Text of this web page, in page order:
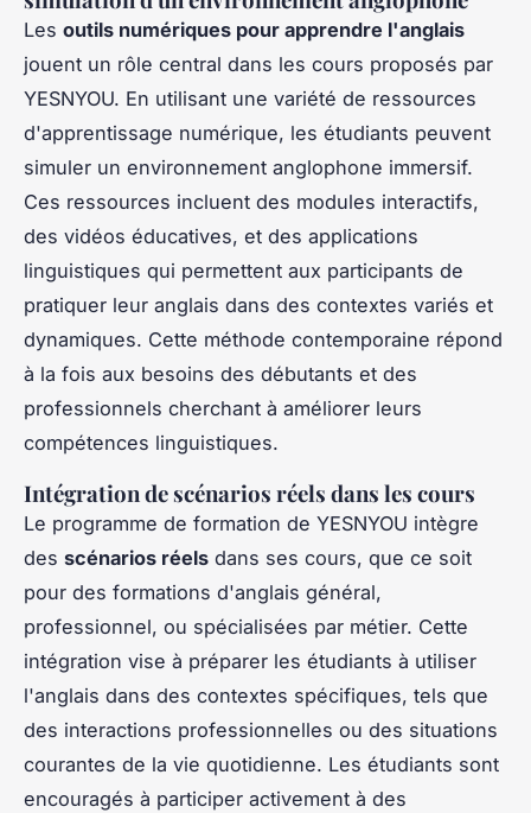
Les outils numériques pour apprendre l'anglais
jouent un rôle central dans les cours proposés par
YESNYOU. En utilisant une variété de ressources
d'apprentissage numérique, les étudiants peuvent
simuler un environnement anglophone immersif.
Ces ressources incluent des modules interactifs,
des vidéos éducatives, et des applications
linguistiques qui permettent aux participants de
pratiquer leur anglais dans des contextes variés et
dynamiques. Cette méthode contemporaine répond
à la fois aux besoins des débutants et des
professionnels cherchant à améliorer leurs
compétences linguistiques.
Intégration de scénarios réels dans les cours
Le programme de formation de YESNYOU intègre
des scénarios réels dans ses cours, que ce soit
pour des formations d'anglais général,
professionnel, ou spécialisées par métier. Cette
intégration vise à préparer les étudiants à utiliser
l'anglais dans des contextes spécifiques, tels que
des interactions professionnelles ou des situations
courantes de la vie quotidienne. Les étudiants sont
encouragés à participer activement à des